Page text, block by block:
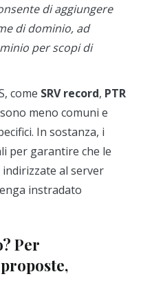
di aggiungere
di dominio, ad
per scopi di
come SRV record, PTR
meno comuni e
In sostanza, i
per garantire che le
al server
instradato
Per